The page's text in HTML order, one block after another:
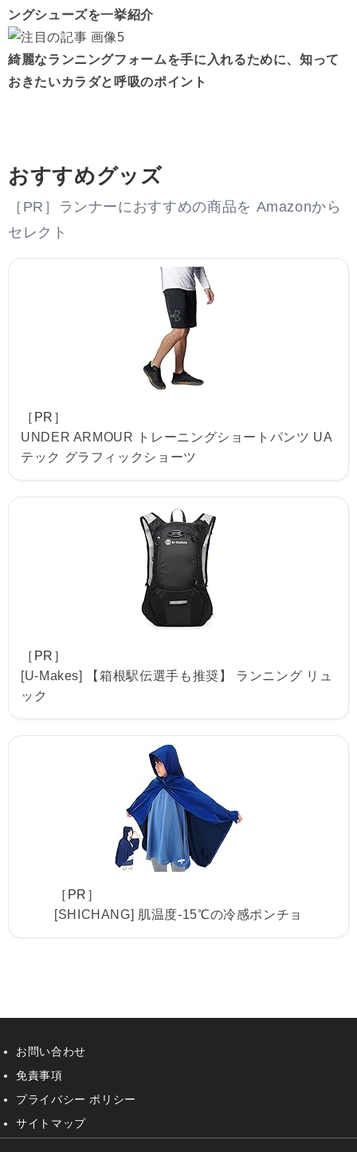
ングシューズを一挙紹介
綺麗なランニングフォームを手に入れるために、知って
おきたいカラダと呼吸のポイント
おすすめグッズ
［PR］ランナーにおすすめの商品を Amazonから
セレクト
［PR］
UNDER ARMOUR トレーニングショートパンツ UA
テック グラフィックショーツ
［PR］
[U-Makes] 【箱根駅伝選手も推奨】 ランニング リュ
ック
［PR］
[SHICHANG] 肌温度-15℃の冷感ポンチョ
お問い合わせ
免責事項
プライバシー ポリシー
サイトマップ